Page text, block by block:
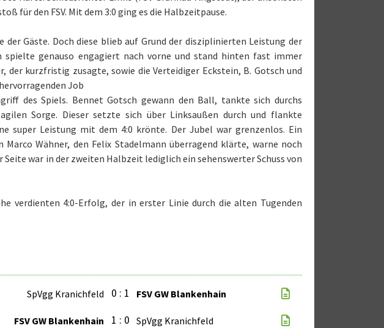
für den FSV. Mit dem 3:0 ging es die Halbzeitpause.
der Gäste. Doch diese blieb auf Grund der disziplinierten Leistung der
spielte genauso engagiert nach vorne und stand hinten fast immer
der kurzfristig zusagte, sowie die Verteidiger Eckstein, B. Gotsch und
Job
des Spiels. Bennet Gotsch gewann den Ball, tankte sich durchs
Sorge. Dieser setzte sich über Linksaußen durch und flankte
super Leistung mit dem 4:0 krönte. Der Jubel war grenzenlos. Ein
Wähner, den Felix Stadelmann überragend klärte, warne noch
Seite war in der zweiten Halbzeit lediglich ein sehenswerter Schuss von
verdienten 4:0-Erfolg, der in erster Linie durch die alten Tugenden
SpVgg Kranichfeld 0 : 1 FSV GW Blankenhain
FSV GW Blankenhain 1 : 0 SpVgg Kranichfeld